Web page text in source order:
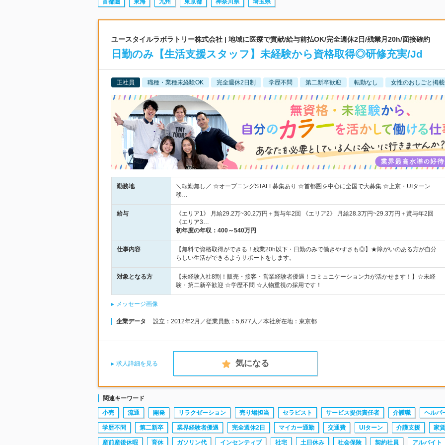
首都圏 東海 九州 東京都 神奈川県 埼玉県
ユースタイルラボラトリー株式会社 | 地域に医療で貢献/給与前払OK/完全週休2日/残業月20h/面接確約
日勤のみ【生活支援スタッフ】未経験から資格取得◎研修充実/Jd
正社員 職種・業種未経験OK 完全週休2日制 学歴不問 第二新卒歓迎 転勤なし 女性のおしごと掲
勤務地
＼転勤無し／ ☆オープニングSTAFF募集あり ☆首都圏を中心に全国で大募集 ☆上京・UIターン
移…
給与
《エリア1》 月給29.2万~30.2万円＋賞与年2回 《エリア2》 月給28.3万円~29.3万円＋賞与年2回
《エリア3…
初年度の年収： 400～540万円
仕事内容
【無料で資格取得ができる！残業20h以下・日勤のみで働きやすさも◎】★障がいのある方が自分
らしい生活ができるようサポートをします。
対象となる方
【未経験入社8割！販売・接客・営業経験者優遇！コミュニケーション力が活かせます！】☆未経
験・第二新卒歓迎 ☆学歴不問 ☆人物重視の採用です！
メッセージ画像
企業データ 設立：2012年2月／従業員数：5,677人／本社所在地：東京都
求人詳細を見る 気になる
関連キーワード
小売 流通 開発 リラクゼーション 売り場担当 セラピスト サービス提供責任者 介護職 ヘルパ
学歴不問 第二新卒 業界経験者優遇 完全週休2日 マイカー通勤 交通費 UIターン 介護支援 家
産前産後休暇 育休 ガソリン代 インセンティブ 社宅 土日休み 社会保険 契約社員 アルバイト